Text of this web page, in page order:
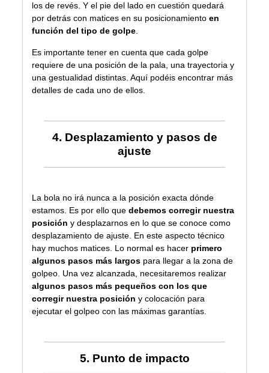
los de revés. Y el pie del lado en cuestión quedará
por detrás con matices en su posicionamientoen
función del tipo de golpe
Es importante tener en cuenta que cada golpe
requiere de una posición de la pala, una trayectoria y
una gestualidad distintas.Aquí podéis encontrar más
detalles de cada uno de ellos.
4. Desplazamiento y pasos de
ajuste
La bola no irá nunca a la posición exacta dónde
estamos. Es por ello quedebemos corregir nuestra
posición y desplazarnos en lo que se conoce como
desplazamiento de ajuste. En este aspecto técnico
hay muchos matices. Lo normal es hacer primero
algunos pasos más largos para llegar a la zona de
golpeo. Una vez alcanzada, necesitaremos realizar
algunos pasos más pequeños con los que
corregir nuestra posición y colocación para
ejecutar el golpeo con las máximas garantías.
5. Punto de impacto